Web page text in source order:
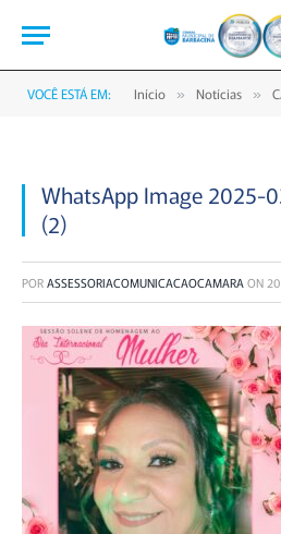
VOCÊ ESTÁ EM: Início » Notícias »
WhatsApp Image 2025-
(2)
PORASSESSORIACOMUNICACAOCAMARAON